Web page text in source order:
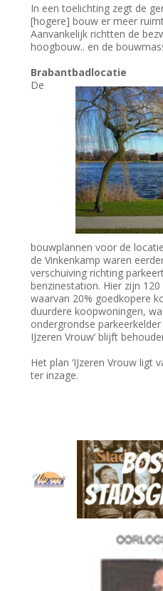
In een toelichting zegt de
[hogere] bouw er meer
Aanvankelijk richtten de
hoogbouw.. en de
Brabantbadlocatie
De
bouwplannen voor de
de Vinkenkamp waren
verschuiving richting
benzinestation. Hier zijn
waarvan 20% goedkopere
duurdere koopwoningen,
ondergrondse
IJzeren Vrouw’ blijft
Het plan ‘IJzeren Vrouw ligt
ter inzage.